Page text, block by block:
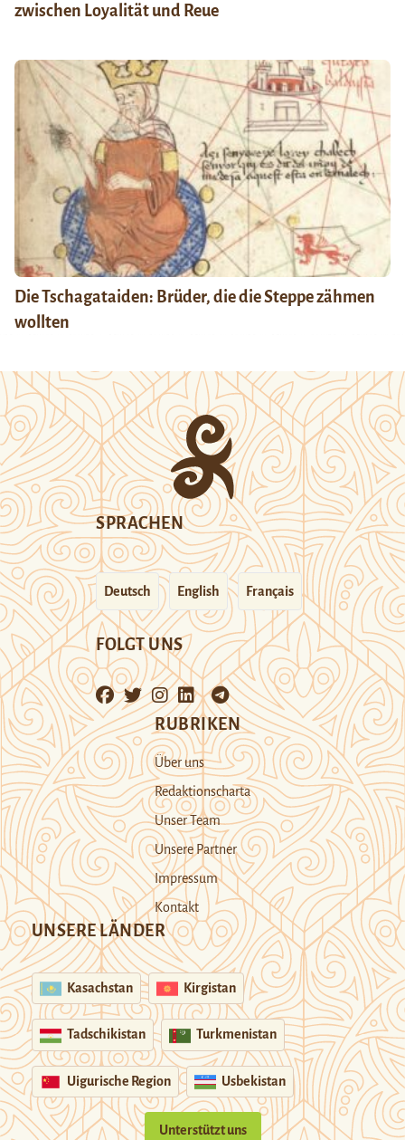
zwischen Loyalität und Reue
Die Tschagataiden: Brüder, die die Steppe zähmen
wollten
SPRACHEN
Deutsch English Français
FOLGT UNS
RUBRIKEN
Über uns
Redaktionscharta
Unser Team
Unsere Partner
Impressum
Kontakt
UNSERE LÄNDER
Kasachstan Kirgistan
Tadschikistan Turkmenistan
Uigurische Region Usbekistan
Unterstützt uns